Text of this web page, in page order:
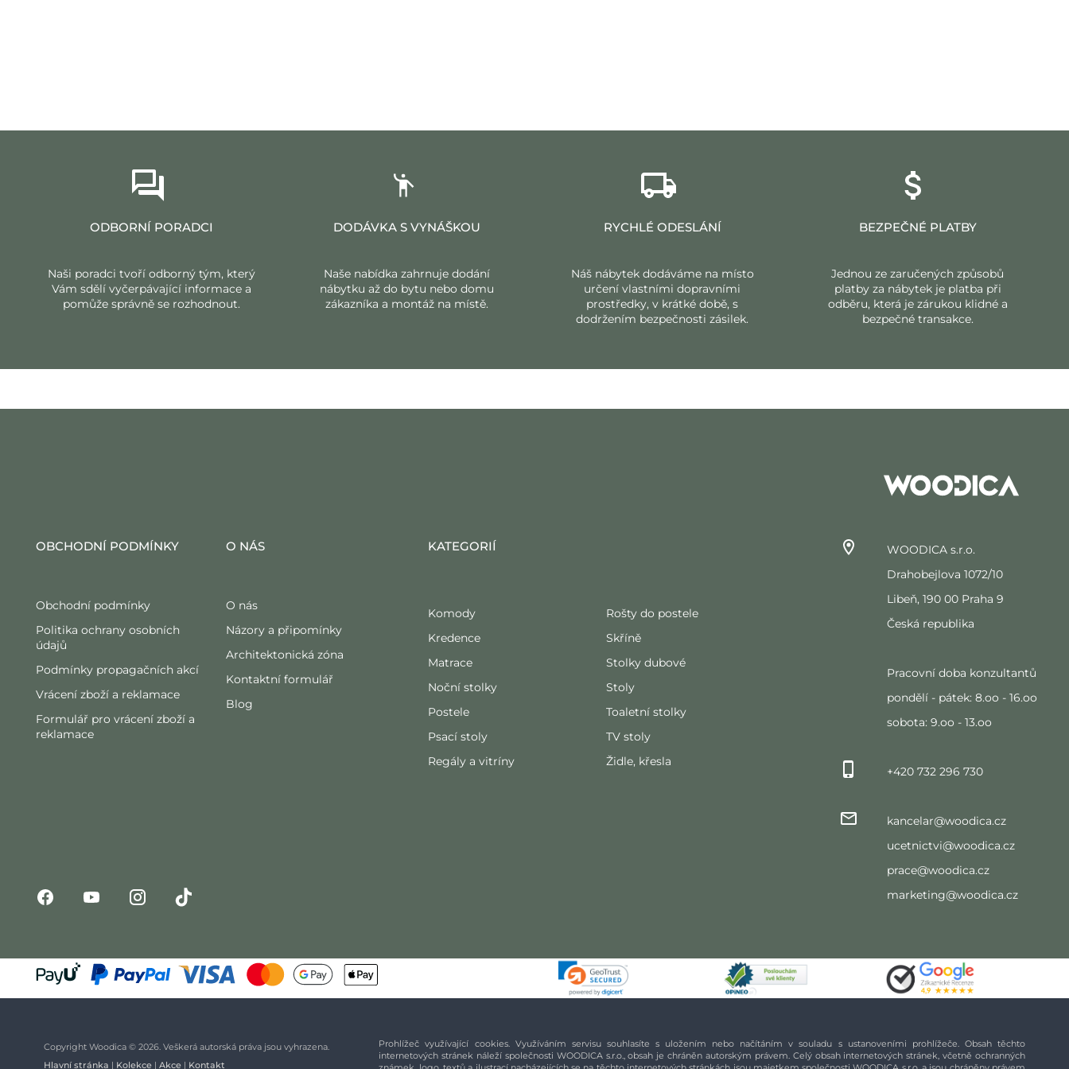
ODBORNÍ PORADCI
Naši poradci tvoří odborný tým, který
Vám sdělí vyčerpávající informace a
pomůže správně se rozhodnout.
DODÁVKA S VYNÁŠKOU
Naše nabídka zahrnuje dodání
nábytku až do bytu nebo domu
zákazníka a montáž na místě.
RYCHLÉ ODESLÁNÍ
Náš nábytek dodáváme na místo
určení vlastními dopravními
prostředky, v krátké době, s
dodržením bezpečnosti zásilek.
BEZPEČNÉ PLATBY
Jednou ze zaručených způsobů
platby za nábytek je platba při
odběru, která je zárukou klidné a
bezpečné transakce.
OBCHODNÍ PODMÍNKY
Obchodní podmínky
Politika ochrany osobních
údajů
Podmínky propagačních akcí
Vrácení zboží a reklamace
Formulář pro vrácení zboží a
reklamace
O NÁS
O nás
Názory a připomínky
Architektonická zóna
Kontaktní formulář
Blog
KATEGORIÍ
Komody
Kredence
Matrace
Noční stolky
Postele
Psací stoly
Regály a vitríny
Rošty do postele
Skříně
Stolky dubové
Stoly
Toaletní stolky
TV stoly
Židle, křesla
WOODICA s.r.o.
Drahobejlova 1072/10
Libeň, 190 00 Praha 9
Česká republika
Pracovní doba konzultantů
pondělí - pátek: 8.oo - 16.oo
sobota: 9.oo - 13.oo
+420 732 296 730
kancelar@woodica.cz
ucetnictvi@woodica.cz
prace@woodica.cz
marketing@woodica.cz
Copyright Woodica © 2026. Veškerá autorská práva jsou vyhrazena.
Hlavní stránka | Kolekce | Akce | Kontakt
Prohlížeč využívající cookies. Využíváním servisu souhlasíte s uložením nebo načítáním v souladu s ustanoveními prohlížeče. Obsah těchto
internetových stránek náleží společnosti WOODICA s.r.o., obsah je chráněn autorským právem. Celý obsah internetových stránek, včetně ochranných